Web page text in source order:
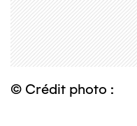
© Crédit photo :